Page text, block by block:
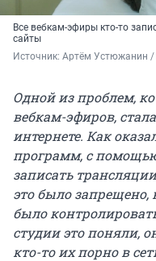
Все вебкам-эфиры кто-то
сайты
Источник: Артём Устюжанин /
Одной из проблем,
вебкам-эфиров,
интернете. Как
программ, с
записать
это было запрещено,
было
студии это поняли,
кто-то их порно в